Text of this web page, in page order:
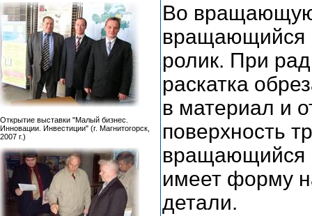
Во
вращающийся
ролик. При
раскатка
в материал и
поверхность
вращающийся
имеет форму
детали.
Открытие выставки "Малый бизнес.
Инновации. Инвестиции" (г. Магнитогорск,
2007 г.)